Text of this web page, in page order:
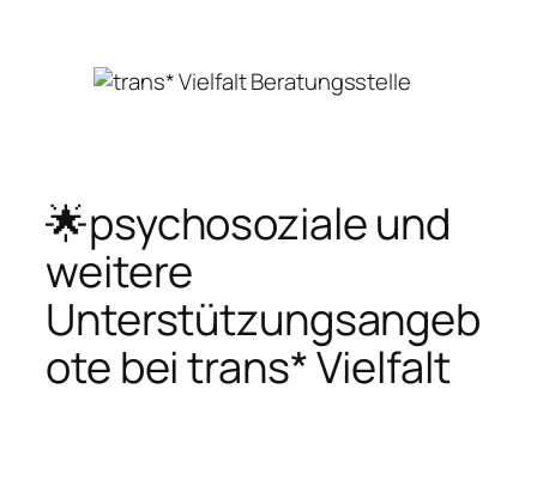
🌟psychosoziale und
weitere
Unterstützungsangeb
ote bei trans* Vielfalt